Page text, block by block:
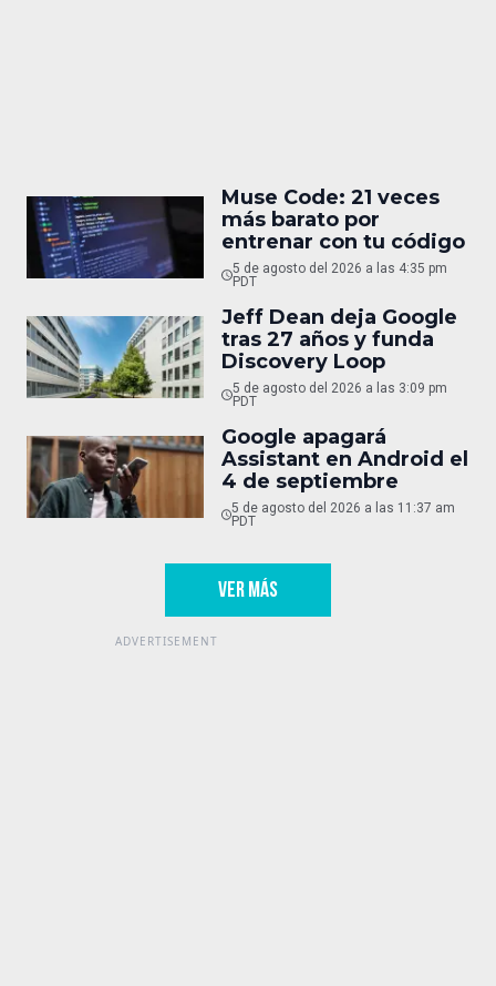
Muse Code: 21 veces
más barato por
entrenar con tu código
5 de agosto del 2026 a las 4:35 pm
PDT
Jeff Dean deja Google
tras 27 años y funda
Discovery Loop
5 de agosto del 2026 a las 3:09 pm
PDT
Google apagará
Assistant en Android el
4 de septiembre
5 de agosto del 2026 a las 11:37 am
PDT
VER MÁS